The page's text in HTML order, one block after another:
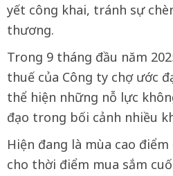
yết công khai, tránh sự
thương.
Trong 9 tháng đầu năm
thuế của Công ty chợ ước
thể hiện những nỗ lực
đạo trong bối cảnh nhiều
Hiện đang là mùa cao điểm
cho thời điểm mua sắm